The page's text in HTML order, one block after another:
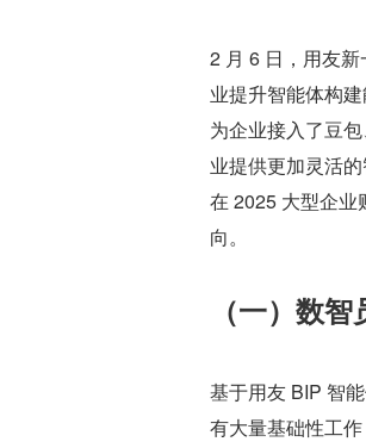
2 月 6 日，用友
业提升智能体构
为企业接入了豆
业提供更加灵活
在 2025 大型企业
向。
（一）数
基于用友 BIP 智
有大量基础性工